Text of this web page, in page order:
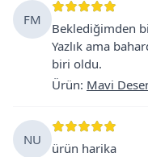
FM
Beklediğimden
Yazlık ama
biri oldu.
Ürün: Mavi
NU
ürün harika